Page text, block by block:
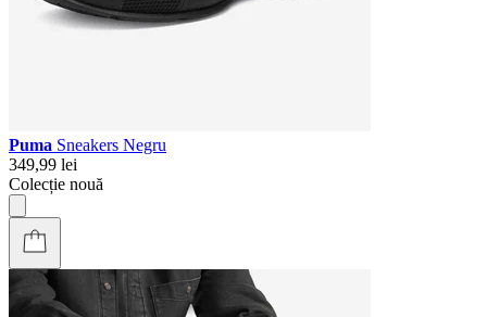
Puma Sneakers Negru
349,99 lei
Colecție nouă